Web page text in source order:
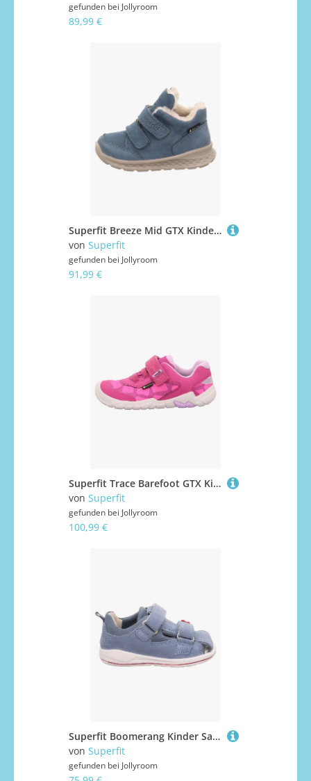
gefunden bei Jollyroom
89,99 €
Superfit Breeze Mid GTX Kinder Sneaker, Light Blue, 26, Kinderschuhe
von Superfit
gefunden bei Jollyroom
91,99 €
Superfit Trace Barefoot GTX Kinder Sneaker, Rosa/Lila, 29, Kinderschuhe
von Superfit
gefunden bei Jollyroom
100,99 €
Superfit Boomerang Kinder Sandalen, Blau/Pink, 25
von Superfit
gefunden bei Jollyroom